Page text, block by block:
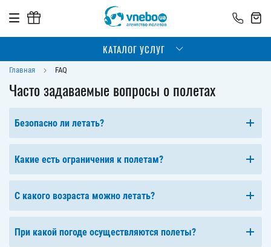
КАТАЛОГ УСЛУГ
Главная FAQ
Часто задаваемые вопросы о полетах
Безопасно ли летать?
Какие есть ограничения к полетам?
С какого возраста можно летать?
При какой погоде осуществляются полеты?